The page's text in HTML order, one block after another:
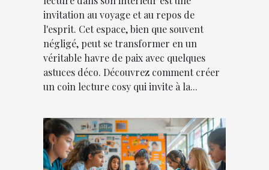
invitation au voyage et au repos de
l'esprit. Cet espace, bien que souvent
négligé, peut se transformer en un
véritable havre de paix avec quelques
astuces déco. Découvrez comment créer
un coin lecture cosy qui invite à la...